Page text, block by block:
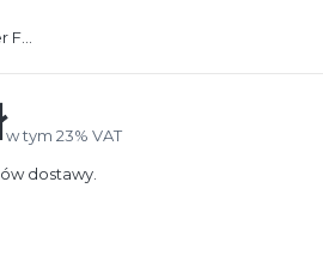
w tym 23% VAT
w tym 23% VAT
dostawy.